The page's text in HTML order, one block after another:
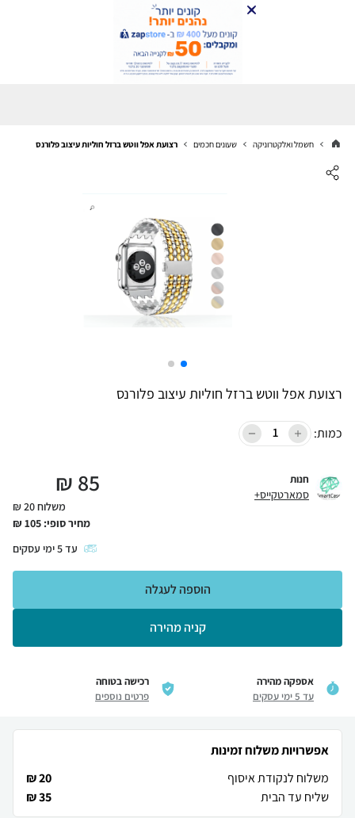
חשמל ואלקטרוניקה שעונים חכמים רצועת אפל ווטש ברזל חוליות עיצוב פלורנס
רצועת אפל ווטש ברזל חוליות עיצוב פלורנס
כמות:
חנות
סמארטקייס+ 85
₪
משלוח 20 ₪
מחיר סופי: 105
₪
עד5ימי עסקים
קניה מהירה
הוספה לעגלה
אספקה מהירה
עד 5 ימי עסקים
רכישה בטוחה
פרטים נוספים
אפשרויות משלוח זמינות
משלוח לנקודת איסוף
20 ₪
שליח עד הבית
35 ₪